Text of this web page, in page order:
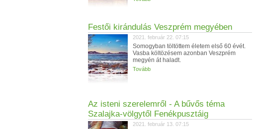
Festői kirándulás Veszprém megyében
2021. február 22. 07:15
Somogyban töltöttem életem első 60 évét.
Vasba költözésem azonban Veszprém
megyén át haladt.
Tovább
Az isteni szerelemről - A bűvős téma
Szalajka-völgytől Fenékpusztáig
2021. február 13. 07:15